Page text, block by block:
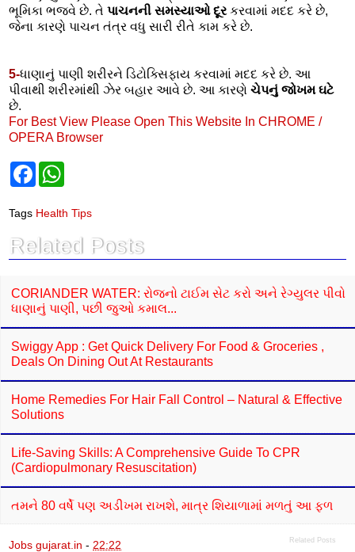
ભૂમિકા ભજવે છે. તે પાચનની સમસ્યાઓ દૂરકરવામાં મદદ કરે છે,
જેના કારણે પાચન તંત્ર વધુ સારી રીતે કામ કરે છે.
5-ધાણાનું પાણી શરીરને ડિટોક્સિફાય કરવામાં મદદ કરે છે. આ
પીવાથી શરીરમાંથી ઝેર બહાર આવે છે. આ કારણે ચેપનું જોખમ ઘટે
છે.
For Best View Please Open This Website In CHROME /
OPERA Browser
F
b
o
k
s
p
p
Tags Health Tips
Related Posts
CORIANDER WATER: રોજનો ટાઈમ સેટ કરો અને રેગ્યુલર પીવો
ધાણાનું પાણી, પછી જુઓ કમાલ...
Swiggy App : Get Quick Delivery For Food & Groceries ,
Deals On Dining Out At Restaurants
Home Remedies For Hair Fall Control – Natural & Effective
Solutions
Life-Saving Skills: A Comprehensive Guide To CPR
(Cardiopulmonary Resuscitation)
તમને 80 વર્ષે પણ અડીખમ રાખશે, માત્ર શિયાળામાં મળતું આ ફળ
Related Posts
Jobs gujarat.in - 22:22